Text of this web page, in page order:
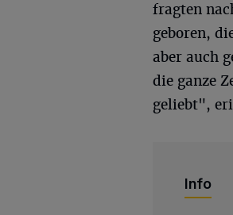
fragten
geboren,
aber auch
die ganze
geliebt",
Info